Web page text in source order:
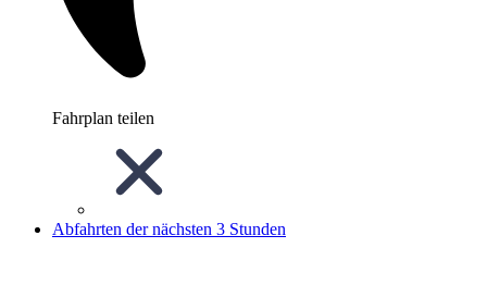
Fahrplan teilen
Abfahrten der nächsten 3 Stunden